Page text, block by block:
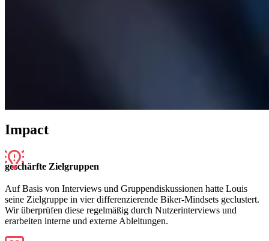
Impact
geschärfte Zielgruppen
Auf Basis von Interviews und Gruppendiskussionen hatte Louis
seine Zielgruppe in vier differenzierende Biker-Mindsets geclustert.
Wir überprüfen diese regelmäßig durch Nutzerinterviews und
erarbeiten interne und externe Ableitungen.